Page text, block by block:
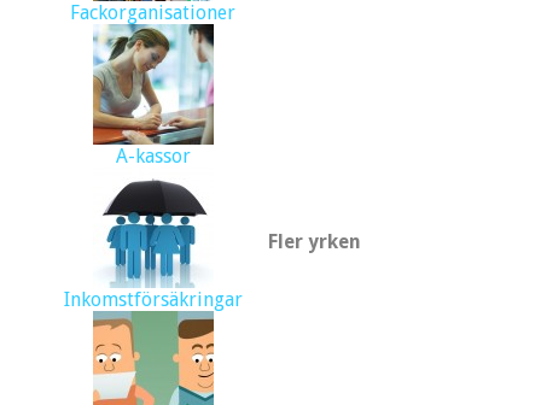
Fackorganisationer
A-kassor
Inkomstförsäkringar
Fler yrken